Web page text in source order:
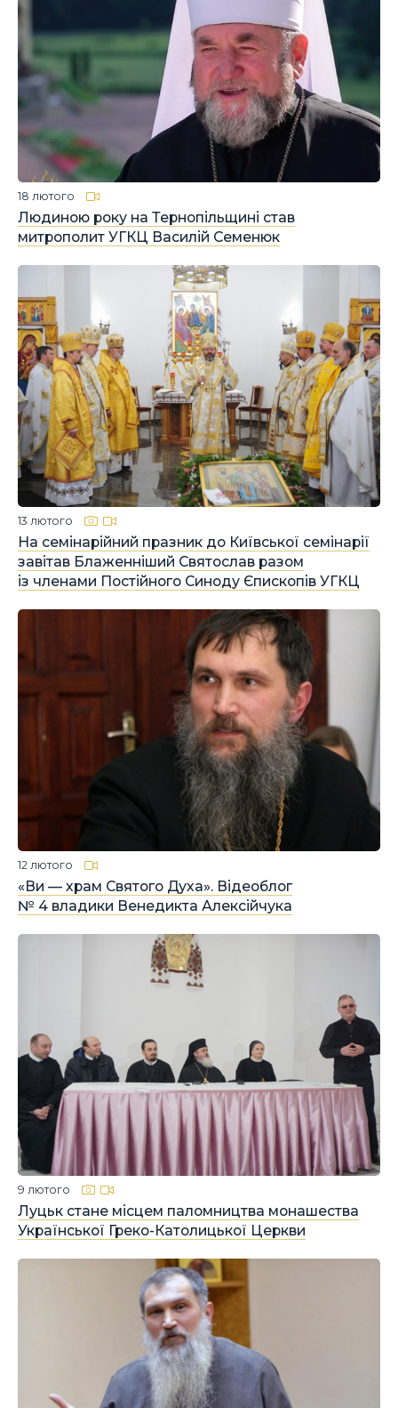
Людиною року на Тернопільщині став
митрополит УГКЦ Василій Семенюк
18 лютого
На семінарійний празник до Київської семінарії
завітав Блаженніший Святослав разом
із членами Постійного Синоду Єпископів УГКЦ
13 лютого
«Ви — храм Святого Духа». Відеоблог
№ 4 владики Венедикта Алексійчука
12 лютого
Луцьк стане місцем паломництва монашества
Української Греко-Католицької Церкви
9 лютого